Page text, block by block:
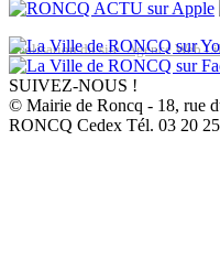
Réalisation du site: Agence Web
SUIVEZ-NOUS !
© Mairie de Roncq - 18, rue
RONCQ Cedex Tél. 03 20